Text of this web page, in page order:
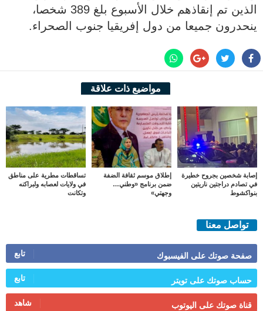
الذين تم إنقاذهم خلال الأسبوع بلغ 389 شخصا،
ينحدرون جميعا من دول إفريقيا جنوب الصحراء.
مواضيع ذات علاقة
إصابة شخصين بجروح خطيرة
في تصادم دراجتين ناريتين
بنواكشوط
إطلاق موسم ثقافة الضفة
ضمن برنامج «وطني…
وجهتي»
تساقطات مطرية على مناطق
في ولايات لعصابه ولبراكنه
وتكانت
تواصل معنا
صفحة صوتك على الفيسبوك تابع
حساب صوتك على تويتر تابع
قناة صوتك على اليوتوب شاهد